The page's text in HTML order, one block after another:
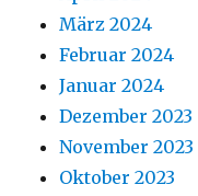
März 2024
Februar 2024
Januar 2024
Dezember 2023
November 2023
Oktober 2023